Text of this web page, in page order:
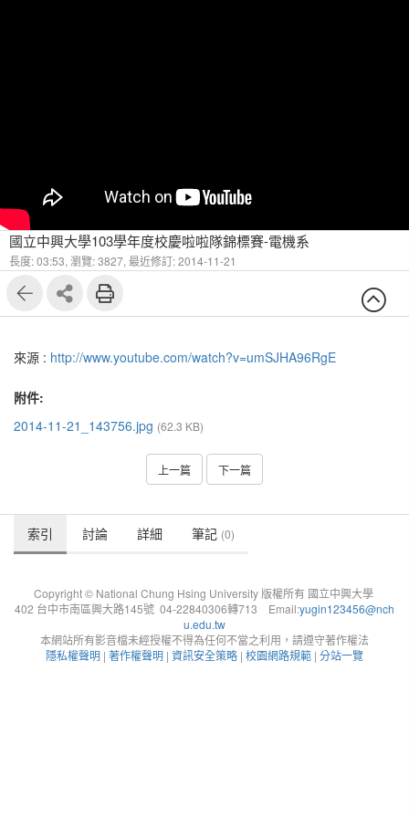
國立中興大學103學年度校慶啦啦隊錦標賽-電機系
長度: 03:53, 瀏覽: 3827, 最近修訂: 2014-11-21
來源 : http://www.youtube.com/watch?v=umSJHA96RgE
附件:
2014-11-21_143756.jpg (62.3 KB)
上一篇 下一篇
索引 討論 詳細 筆記 (0)
Copyright © National Chung Hsing University 版權所有 國立中興大學
402 台中市南區興大路145號 04-22840306轉713 Email:yugin123456@nch
u.edu.tw
本網站所有影音檔未經授權不得為任何不當之利用，請遵守著作權法
隱私權聲明 | 著作權聲明 | 資訊安全策略 | 校園網路規範 | 分站一覽